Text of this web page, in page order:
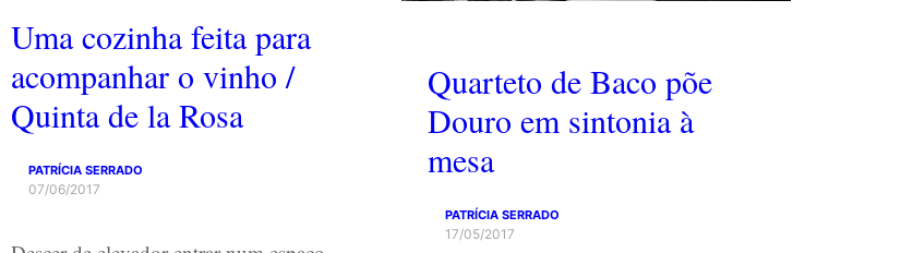
Uma cozinha feita para
acompanhar o vinho /
Quinta de la Rosa
PATRÍCIA SERRADO
07/06/2017
Quarteto de Baco põe
Douro em sintonia à
mesa
PATRÍCIA SERRADO
17/05/2017